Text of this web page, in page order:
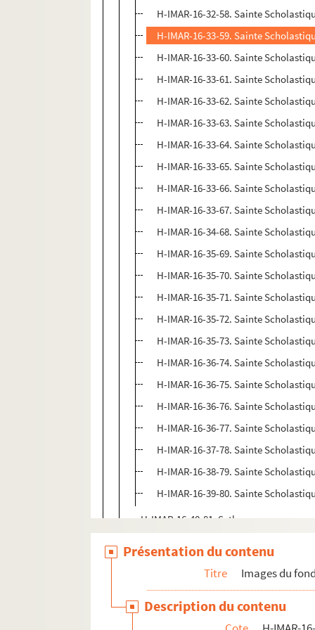
H-IMAR-16-32-58. Sainte
H-IMAR-16-33-59. Sainte
H-IMAR-16-33-60. Sainte
H-IMAR-16-33-61. Sainte
H-IMAR-16-33-62. Sainte
H-IMAR-16-33-63. Sainte
H-IMAR-16-33-64. Sainte
H-IMAR-16-33-65. Sainte
H-IMAR-16-33-66. Sainte
H-IMAR-16-33-67. Sainte
H-IMAR-16-34-68. Sainte
H-IMAR-16-35-69. Sainte
H-IMAR-16-35-70. Sainte
H-IMAR-16-35-71. Sainte
H-IMAR-16-35-72. Sainte
H-IMAR-16-35-73. Sainte
H-IMAR-16-36-74. Sainte
H-IMAR-16-36-75. Sainte
H-IMAR-16-36-76. Sainte
H-IMAR-16-36-77. Sainte
H-IMAR-16-37-78. Sainte
H-IMAR-16-38-79. Sainte
H-IMAR-16-39-80. Sainte
H-IMAR-16-40-81. Seth
H-IMAR-16-56-120. Saint Simplicien
Présentation du contenu
Titre Images du
Description du contenu